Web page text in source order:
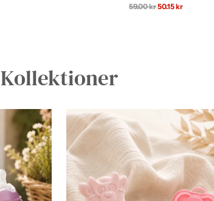
Ordinarie
59.00 kr50.15 kr
Kollektioner